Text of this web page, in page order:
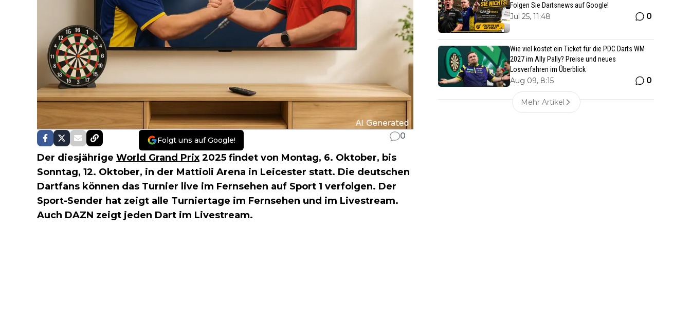
Folgt uns auf Google! 0
Der diesjährige World Grand Prix 2025 findet von Montag, 6. Oktober, bis
Sonntag, 12. Oktober, in der Mattioli Arena in Leicester statt. Die deutschen
Dartfans können das Turnier live im Fernsehen auf Sport 1 verfolgen. Der
Sport-Sender hat zeigt alle Turniertage im Fernsehen und im Livestream.
Auch DAZN zeigt jeden Dart im Livestream.
Folgen Sie Dartsnews auf Google!
Jul 25, 11:48 0
Wie viel kostet ein Ticket für die PDC Darts WM
2027 im Ally Pally? Preise und neues
Losverfahren im Überblick
Aug 09, 8:15 0
Mehr Artikel